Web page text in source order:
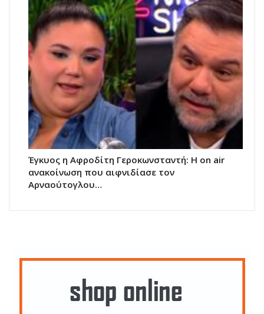
Έγκυος η Αφροδίτη Γεροκωνσταντή: Η on air
ανακοίνωση που αιφνιδίασε τον
Αρναούτογλου…